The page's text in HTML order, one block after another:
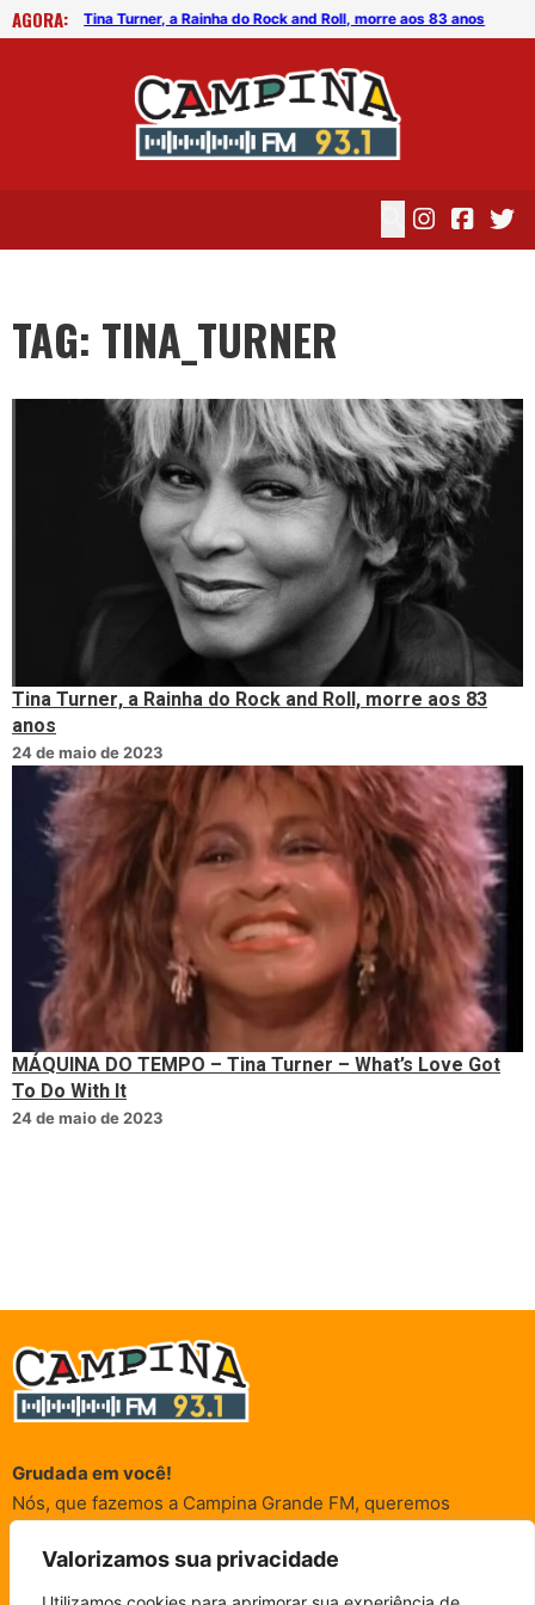
Valorizamos sua privacidade
AGORA:
MÁQUINA DO TEMPO – Tina Turner – What’s Love Got To Do With It Tina Turner, a Rainha do Rock and Roll, morre aos 83 anos
TAG: TINA_TURNER
Tina Turner, a Rainha do Rock and Roll, morre aos 83
anos
24 de maio de 2023
MÁQUINA DO TEMPO – Tina Turner – What’s Love Got
To Do With It
24 de maio de 2023
Grudada em você!
Nós, que fazemos a Campina Grande FM, queremos
acompanham sempre. É para vocês que a Rádio existe e por
vocês que as informações (informativas, de entretenimento,